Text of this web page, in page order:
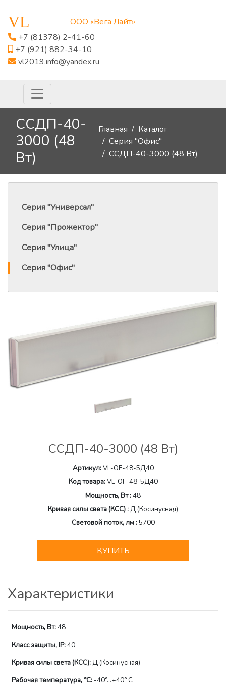
VL
ООО «Вега Лайт»
+7 (81378) 2-41-60
+7 (921) 882-34-10
vl2019.info@yandex.ru
ССДП-40-
3000 (48
Вт)
Главная
Каталог
Серия "Офис"
ССДП-40-3000 (48 Вт)
Серия "Универсал"
Серия "Прожектор"
Серия "Улица"
Серия "Офис"
ССДП-40-3000 (48 Вт)
Артикул:VL-OF-48-5Д40
Код товара:VL-OF-48-5Д40
Мощность, Вт :48
Кривая силы света (КСС) :Д (Косинусная)
Световой поток, лм :5700
КУПИТЬ
Характеристики
Мощность, Вт:48
Класс защиты, IP:40
Кривая силы света (КСС):Д (Косинусная)
Рабочая температура, °C: -40°...+40° С